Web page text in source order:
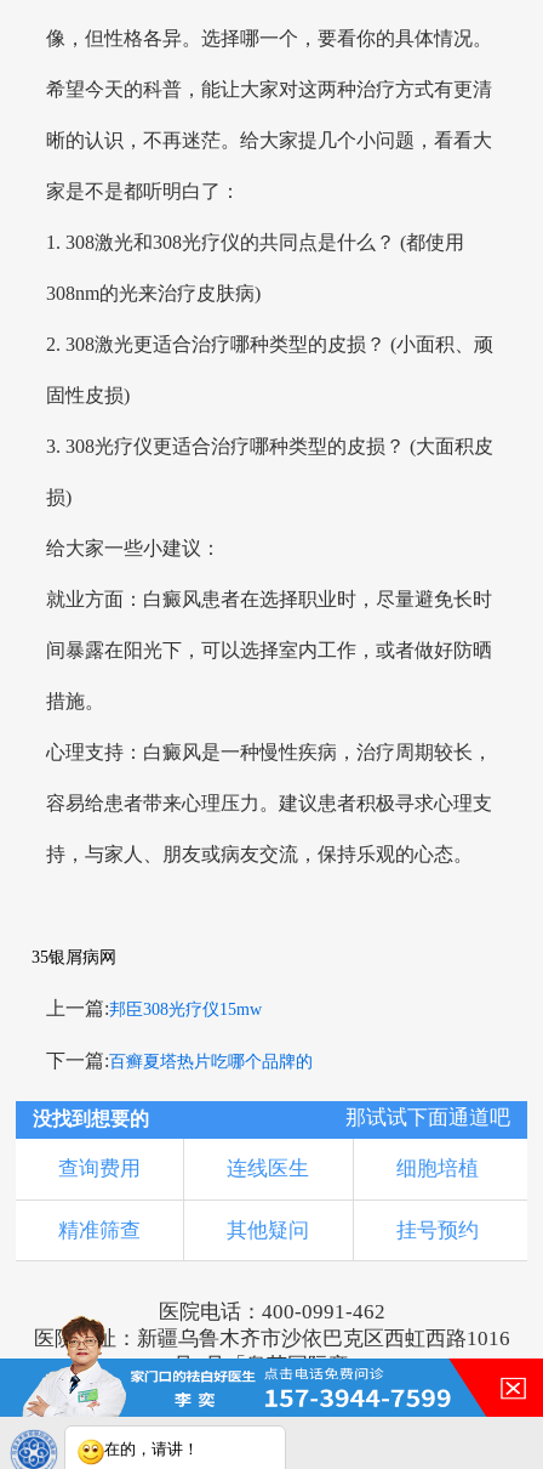
像，但性格各异。选择哪一个，要看你的具体情况。
希望今天的科普，能让大家对这两种治疗方式有更清
晰的认识，不再迷茫。给大家提几个小问题，看看大
家是不是都听明白了：
1. 308激光和308光疗仪的共同点是什么？ (都使用
308nm的光来治疗皮肤病)
2. 308激光更适合治疗哪种类型的皮损？ (小面积、顽
固性皮损)
3. 308光疗仪更适合治疗哪种类型的皮损？ (大面积皮
损)
给大家一些小建议：
就业方面：白癜风患者在选择职业时，尽量避免长时
间暴露在阳光下，可以选择室内工作，或者做好防晒
措施。
心理支持：白癜风是一种慢性疾病，治疗周期较长，
容易给患者带来心理压力。建议患者积极寻求心理支
持，与家人、朋友或病友交流，保持乐观的心态。
35银屑病网
上一篇:邦臣308光疗仪15mw
下一篇:百癣夏塔热片吃哪个品牌的
没找到想要的 那试试下面通道吧
查询费用 连线医生 细胞培植
精准筛查 其他疑问 挂号预约
医院电话：400-0991-462
医院地址：新疆乌鲁木齐市沙依巴克区西虹西路1016
号1号「奥莱国际旁」
版权所有：乌鲁木齐新军都皮肤病医院
新ICP备16001749号-2
注：本网站信息仅供参考，不能作为诊断及医疗依
在的，请讲！